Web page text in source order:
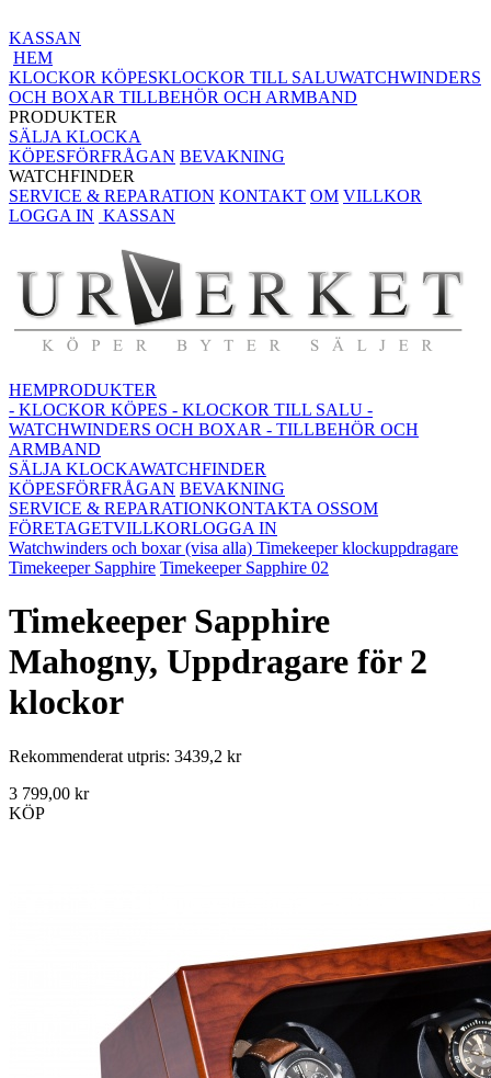
KASSAN
HEM
KLOCKOR KÖPESKLOCKOR TILL SALUWATCHWINDERS
OCH BOXAR TILLBEHÖR OCH ARMBAND
PRODUKTER
SÄLJA KLOCKA
KÖPESFÖRFRÅGAN BEVAKNING
WATCHFINDER
SERVICE & REPARATION KONTAKT OM VILLKOR
LOGGA IN KASSAN
HEMPRODUKTER
- KLOCKOR KÖPES - KLOCKOR TILL SALU -
WATCHWINDERS OCH BOXAR - TILLBEHÖR OCH
ARMBAND
SÄLJA KLOCKAWATCHFINDER
KÖPESFÖRFRÅGAN BEVAKNING
SERVICE & REPARATIONKONTAKTA OSSOM
FÖRETAGETVILLKORLOGGA IN
Watchwinders och boxar (visa alla) Timekeeper klockuppdragare
Timekeeper Sapphire Timekeeper Sapphire 02
Timekeeper Sapphire
Mahogny, Uppdragare för 2
klockor
Rekommenderat utpris: 3439,2 kr
3 799,00 kr
KÖP